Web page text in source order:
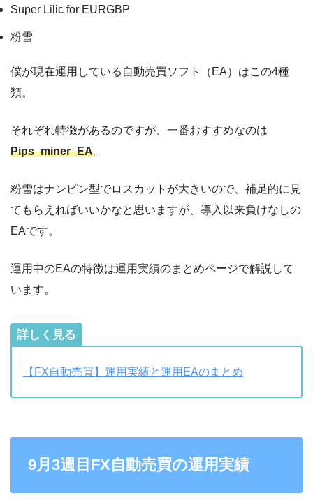
Super Lilic for EURGBP
粉雪
僕が現在運用している自動売買ソフト（EA）はこの4種
類。
それぞれ特徴があるのですが、一番おすすめなのは
Pips_miner_EA。
粉雪はナンピン型でロスカットが大きいので、補足的に見
てもらえればいいかなと思いますが、導入以来負けなしの
EAです。
運用中のEAの特徴は運用実績のまとめページで解説して
います。
詳しく見る
【FX自動売買】運用実績と運用EAのまとめ
9月3週目FX自動売買の運用実績